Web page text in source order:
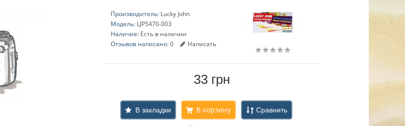
Производитель: Lucky John
Модель: LJP5470-003
Наличие: Есть в наличии
Отзывов написано:0 Написать
33 грн
В закладки Сравнить